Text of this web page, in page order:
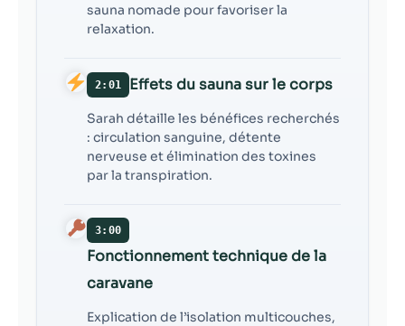
sauna nomade pour favoriser la
relaxation.
2:01 Effets du sauna sur le corps
Sarah détaille les bénéfices recherchés
: circulation sanguine, détente
nerveuse et élimination des toxines
par la transpiration.
3:00
Fonctionnement technique de la
caravane
Explication de l’isolation multicouches,